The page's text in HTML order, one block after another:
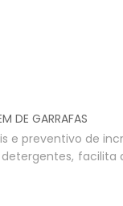
DE GARRAFAS
e preventivo de